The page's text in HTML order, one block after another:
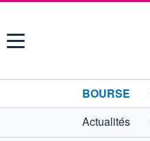
Menu
BOURSE
Actualités